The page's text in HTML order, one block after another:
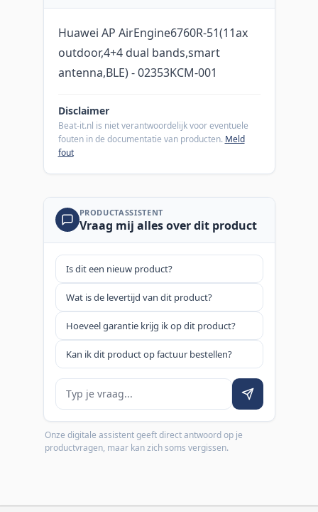
Huawei AP AirEngine6760R-51(11ax
outdoor,4+4 dual bands,smart
antenna,BLE) - 02353KCM-001
Disclaimer
Beat-it.nl is niet verantwoordelijk voor eventuele
fouten in de documentatie van producten. Meld
fout
PRODUCTASSISTENT
Vraag mij alles over dit product
Is dit een nieuw product?
Wat is de levertijd van dit product?
Hoeveel garantie krijg ik op dit product?
Kan ik dit product op factuur bestellen?
Je vraag
Onze digitale assistent geeft direct antwoord op je
productvragen, maar kan zich soms vergissen.